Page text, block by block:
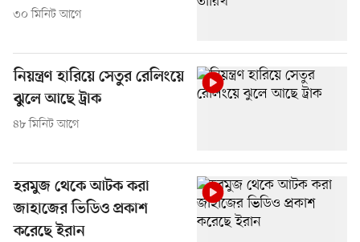
৩০ মিনিট আগে
নিয়ন্ত্রণ হারিয়ে সেতুর রেলিংয়ে
ঝুলে আছে ট্রাক
৪৮ মিনিট আগে
হরমুজ থেকে আটক করা
জাহাজের ভিডিও প্রকাশ
করেছে ইরান